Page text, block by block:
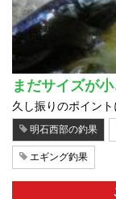
まだサイズが
久し振りのポイン
明石西部の釣果
エギング釣果